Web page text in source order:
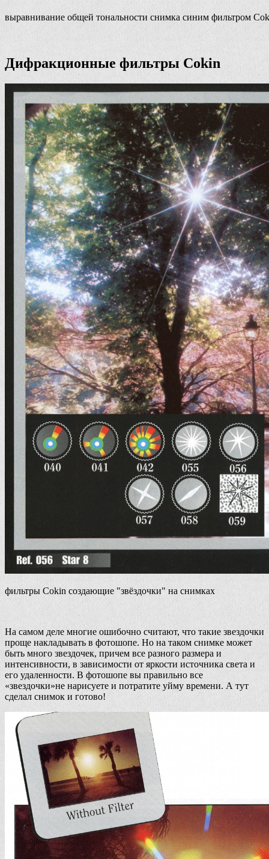
выравнивание общей тональности снимка синим фильтром
Дифракционные фильтры Cokin
фильтры Cokin создающие "звёздочки" на снимках
На самом деле многие ошибочно считают, что такие звездочки
проще накладывать в фотошопе. Но на таком снимке может
быть много звездочек, причем все разного размера и
интенсивности, в зависимости от яркости источника света и
его удаленности. В фотошопе вы правильно все
«звездочки»не нарисуете и потратите уйму времени. А тут
сделал снимок и готово!